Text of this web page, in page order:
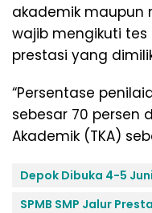
akademik maupun
wajib mengikuti
prestasi yang
“Persentase
sebesar 70 persen
Akademik (TKA)
Depok Dibuka 4-5
SPMB SMP Jalur